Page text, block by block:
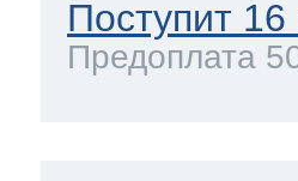
Поступит
Предоплата